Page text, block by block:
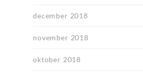
december 2018
november 2018
oktober 2018